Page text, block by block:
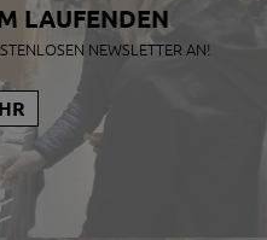
LAUFENDEN
NEWSLETTER AN!